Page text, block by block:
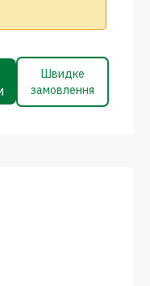
Швидке
замовлення